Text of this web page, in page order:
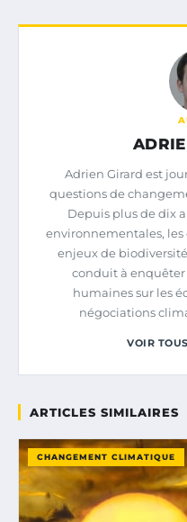
Adrien Girard est
questions de
Depuis plus de dix
environnementales, les
enjeux de
conduit à enquêter
humaines sur les
négociations
VOIR
ARTICLES SIMILAIRES
CHANGEMENT CLIMATIQUE